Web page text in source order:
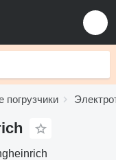
погрузчики